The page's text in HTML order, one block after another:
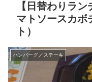
【日替わりラ
マトソースカボ
ト）
ハンバーグ／ステーキ